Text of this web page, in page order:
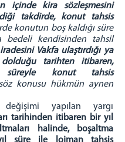
içinde kira sözleşmesini
takdirde, konut tahsis
konutun boş kaldığı süre
kendisinden tahsil
Vakfa ulaştırdığı ya
tarihten itibaren,
konut tahsis
konusu hükmün aynen
yapılan yargı
tarihinden itibaren bir yıl
halinde, boşaltma